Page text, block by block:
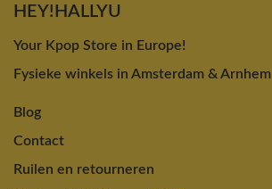
HEY!HALLYU
Your Kpop Store in Europe!
Fysieke winkels in Amsterdam & Arnhem
Blog
Contact
Ruilen en retourneren